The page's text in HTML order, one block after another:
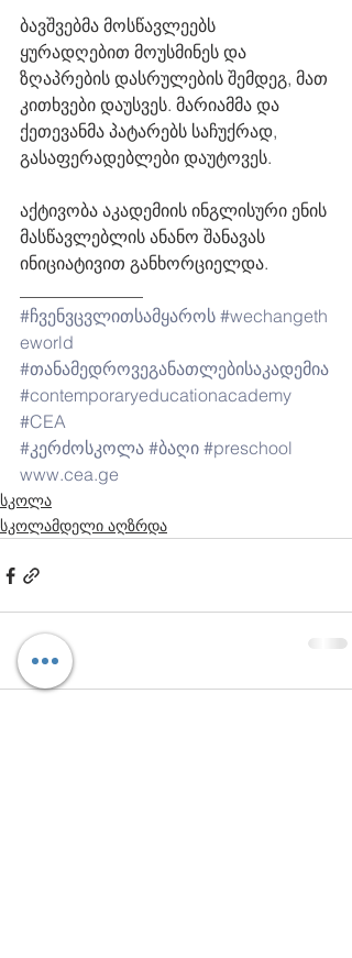
ბავშვებმა მოსწავლეებს
ყურადღებით მოუსმინეს და
ზღაპრების დასრულების შემდეგ, მათ
კითხვები დაუსვეს. მარიამმა და
ქეთევანმა პატარებს საჩუქრად,
გასაფერადებლები დაუტოვეს.
აქტივობა აკადემიის ინგლისური ენის
მასწავლებლის ანანო შანავას
ინიციატივით განხორციელდა.
#ჩვენვცვლითსამყაროს #wechangeth
eworld
#თანამედროვეგანათლებისაკადემია
#contemporaryeducationacademy
#CEA
#კერძოსკოლა #ბაღი #preschool
www.cea.ge
სკოლა
სკოლამდელი აღზრდა